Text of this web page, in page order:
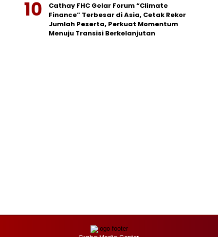
Cathay FHC Gelar Forum “Climate
Finance” Terbesar di Asia, Cetak Rekor
Jumlah Peserta, Perkuat Momentum
Menuju Transisi Berkelanjutan